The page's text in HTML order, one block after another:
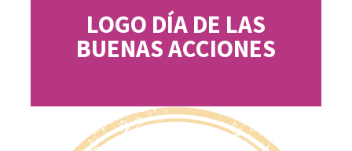
LOGO DÍA DE LAS
BUENAS ACCIONES